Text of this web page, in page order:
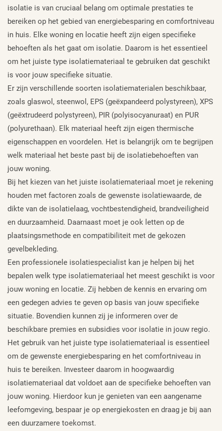
isolatie is van cruciaal belang om optimale prestaties te
bereiken op het gebied van energiebesparing en comfortniveau
in huis. Elke woning en locatie heeft zijn eigen specifieke
behoeften als het gaat om isolatie. Daarom is het essentieel
om het juiste type isolatiemateriaal te gebruiken dat geschikt
is voor jouw specifieke situatie.
Er zijn verschillende soorten isolatiematerialen beschikbaar,
zoals glaswol, steenwol, EPS (geëxpandeerd polystyreen), XPS
(geëxtrudeerd polystyreen), PIR (polyisocyanuraat) en PUR
(polyurethaan). Elk materiaal heeft zijn eigen thermische
eigenschappen en voordelen. Het is belangrijk om te begrijpen
welk materiaal het beste past bij de isolatiebehoeften van
jouw woning.
Bij het kiezen van het juiste isolatiemateriaal moet je rekening
houden met factoren zoals de gewenste isolatiewaarde, de
dikte van de isolatielaag, vochtbestendigheid, brandveiligheid
en duurzaamheid. Daarnaast moet je ook letten op de
plaatsingsmethode en compatibiliteit met de gekozen
gevelbekleding.
Een professionele isolatiespecialist kan je helpen bij het
bepalen welk type isolatiemateriaal het meest geschikt is voor
jouw woning en locatie. Zij hebben de kennis en ervaring om
een gedegen advies te geven op basis van jouw specifieke
situatie. Bovendien kunnen zij je informeren over de
beschikbare premies en subsidies voor isolatie in jouw regio.
Het gebruik van het juiste type isolatiemateriaal is essentieel
om de gewenste energiebesparing en het comfortniveau in
huis te bereiken. Investeer daarom in hoogwaardig
isolatiemateriaal dat voldoet aan de specifieke behoeften van
jouw woning. Hierdoor kun je genieten van een aangename
leefomgeving, bespaar je op energiekosten en draag je bij aan
een duurzamere toekomst.